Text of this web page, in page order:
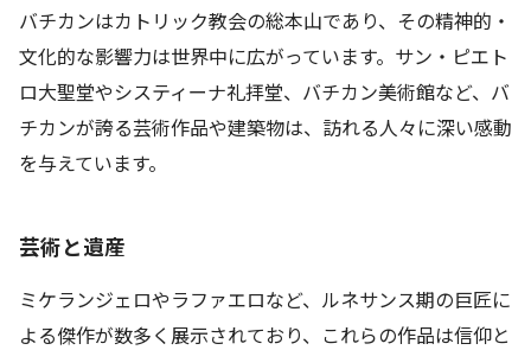
バチカンはカトリック教会の総本山であり、その精神的・
文化的な影響力は世界中に広がっています。サン・ピエト
ロ大聖堂やシスティーナ礼拝堂、バチカン美術館など、バ
チカンが誇る芸術作品や建築物は、訪れる人々に深い感動
を与えています。
芸術と遺産
ミケランジェロやラファエロなど、ルネサンス期の巨匠に
よる傑作が数多く展示されており、これらの作品は信仰と